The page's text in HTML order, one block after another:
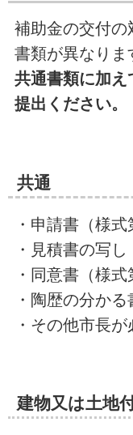
補助金の交付の
書類が異なりま
共通書類に加え
提出ください。
共通
・申請書（様式
・見積書の写し
・同意書（様式
・陶歴の分かる
・その他市長
建物又は土地